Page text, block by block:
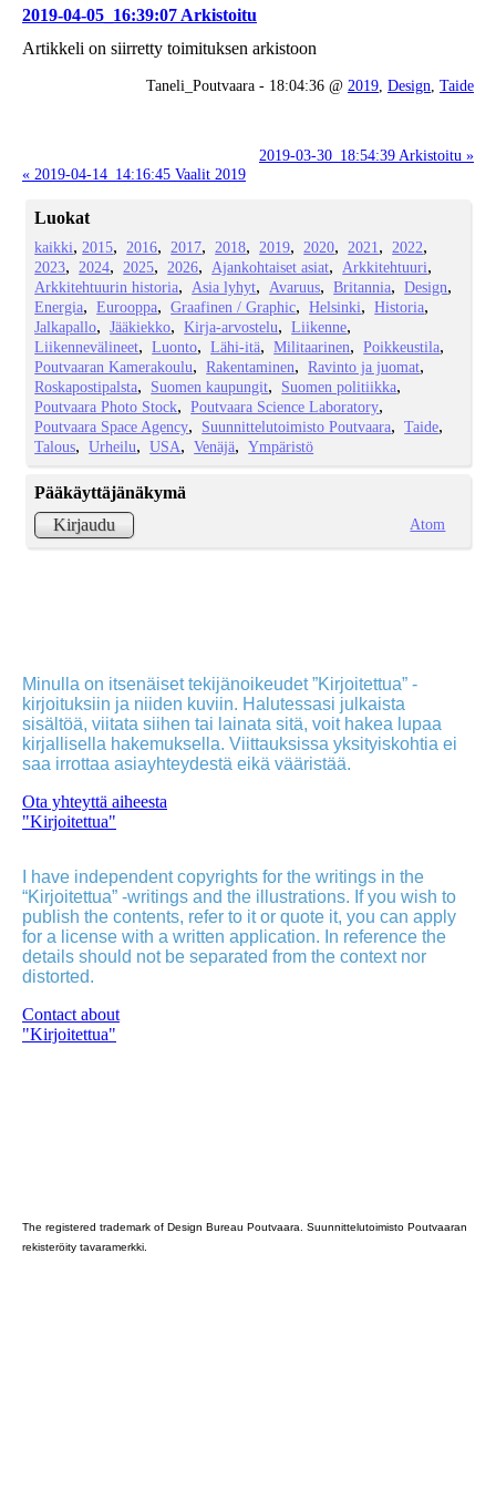
2019-04-05_16:39:07 Arkistoitu
Artikkeli on siirretty toimituksen arkistoon
Taneli_Poutvaara - 18:04:36 @ 2019 Design Taide
2019-03-30_18:54:39 Arkistoitu »
« 2019-04-14_14:16:45 Vaalit 2019
Luokat
kaikki 2015 2016 2017 2018 2019 2020 2021
2022
2023
2024 2025 2026 Ajankohtaiset asiat
Arkkitehtuuri
Arkkitehtuurin historia
Asia lyhyt Avaruus Britannia
Design
Energia
Eurooppa Graafinen / Graphic Helsinki
Historia
Jalkapallo
Jääkiekko Kirja-arvostelu
Liikenne
Liikennevälineet
Luonto Lähi-itä Militaarinen
Poikkeustila
Poutvaaran Kamerakoulu
Rakentaminen
Ravinto ja juomat
Roskapostipalsta
Suomen kaupungit
Suomen politiikka
Poutvaara Photo Stock
Poutvaara Science Laboratory
Poutvaara Space Agency
Suunnittelutoimisto Poutvaara
Taide
Talous
Urheilu USA Venäjä Ympäristö
Pääkäyttäjänäkymä
Kirjaudu
Atom
Minulla on itsenäiset tekijänoikeudet ”Kirjoitettua” -
kirjoituksiin ja niiden kuviin. Halutessasi julkaista
sisältöä, viitata siihen tai lainata sitä, voit hakea lupaa
kirjallisella hakemuksella. Viittauksissa yksityiskohtia ei
saa irrottaa asiayhteydestä eikä vääristää.
Ota yhteyttä aiheesta
"Kirjoitettua"
I have independent copyrights for the writings in the
“Kirjoitettua” -writings and the illustrations. If you wish to
publish the contents, refer to it or quote it, you can apply
for a license with a written application. In reference the
details should not be separated from the context nor
distorted.
Contact about
"Kirjoitettua"
The registered trademark of Design Bureau Poutvaara. Suunnittelutoimisto Poutvaaran
rekisteröity tavaramerkki.